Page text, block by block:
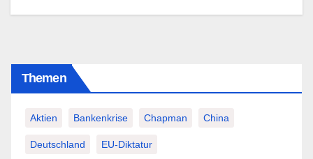
Themen
Aktien Bankenkrise Chapman China
Deutschland EU-Diktatur